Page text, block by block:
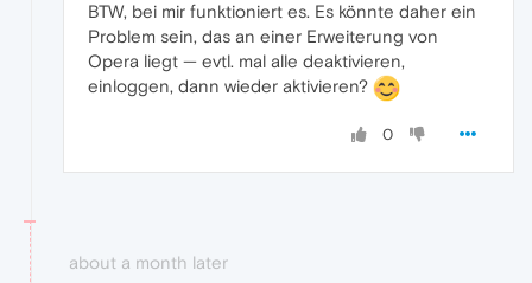
BTW, bei mir funktioniert es. Es könnte daher ein
Problem sein, das an einer Erweiterung von
Opera liegt — evtl. mal alle deaktivieren,
einloggen, dann wieder aktivieren?
0
about a month later